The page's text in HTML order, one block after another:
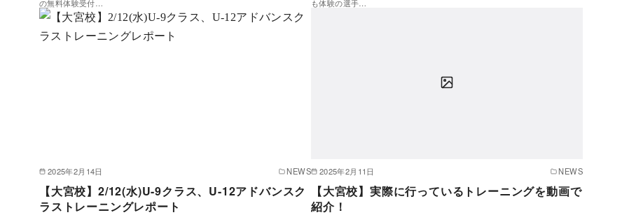
の無料体験受付…
も体験の選手…
2025年2月14日 NEWS
【大宮校】2/12(水)U-9クラス、U-12アドバンスク
ラストレーニングレポート
2025年2月11日 NEWS
【大宮校】実際に行っているトレーニングを動画で
紹介！